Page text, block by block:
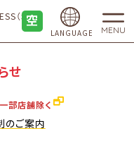
（地
LANGUAGE MENU
せ
部店舗除く
のご案内